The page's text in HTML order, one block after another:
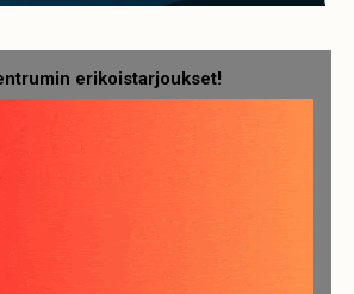
erikoistarjoukset!